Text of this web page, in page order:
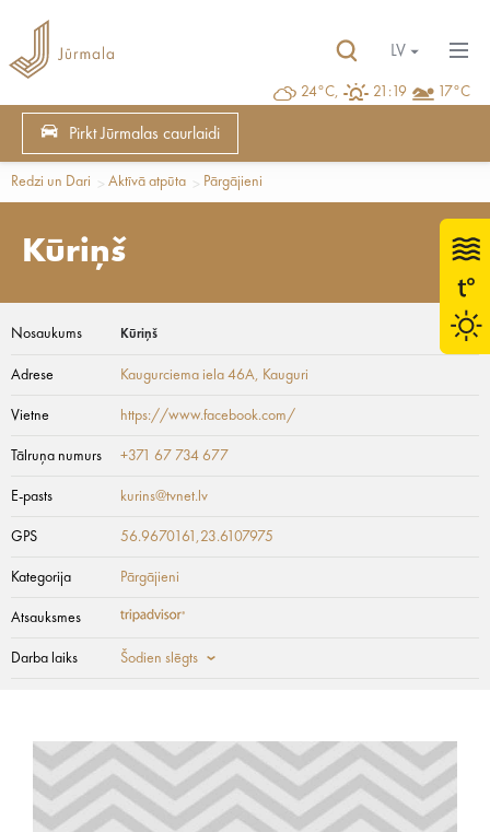
24°C, 21:19 17°C
LV
Pirkt Jūrmalas caurlaidi
Redzi un Dari Aktīvā atpūta Pārgājieni
Kūriņš
Nosaukums Kūriņš
Adrese Kaugurciema iela 46A, Kauguri
Vietne https://www.facebook.com/
Tālruņa numurs +371 67 734 677
E-pasts kurins@tvnet.lv
GPS 56.9670161,23.6107975
Kategorija Pārgājieni
Atsauksmes
Darba laiks Šodien slēgts